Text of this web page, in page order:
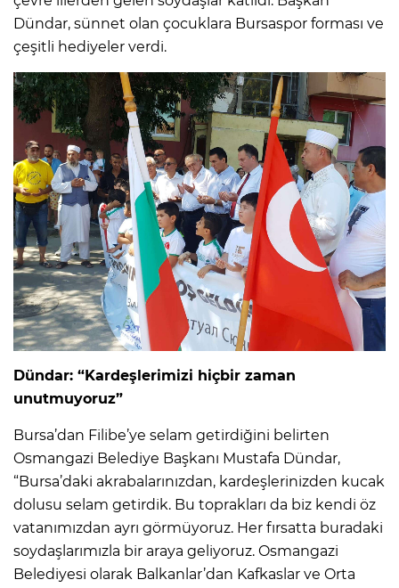
Dündar, sünnet olan çocuklara Bursaspor forması ve
çeşitli hediyeler verdi.
Dündar: “Kardeşlerimizi hiçbir zaman
unutmuyoruz”
Bursa’dan Filibe’ye selam getirdiğini belirten
Osmangazi Belediye Başkanı Mustafa Dündar,
“Bursa’daki akrabalarınızdan, kardeşlerinizden kucak
dolusu selam getirdik. Bu toprakları da biz kendi öz
vatanımızdan ayrı görmüyoruz. Her fırsatta buradaki
soydaşlarımızla bir araya geliyoruz. Osmangazi
Belediyesi olarak Balkanlar’dan Kafkaslar ve Orta